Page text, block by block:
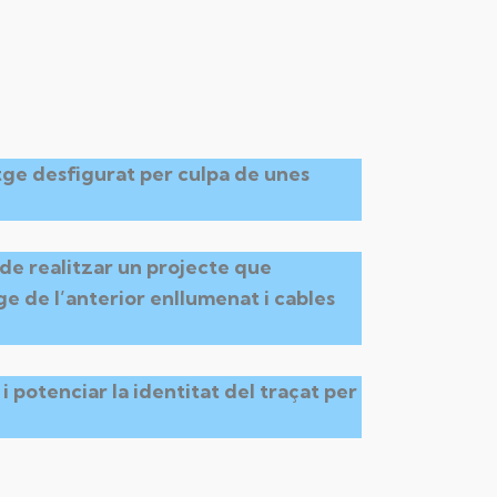
desfigurat per culpa de unes
realitzar un projecte que
de l’anterior enllumenat i cables
i potenciar la identitat del traçat per